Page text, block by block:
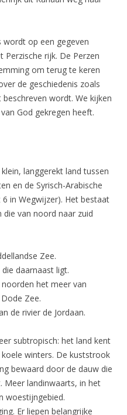
wordt op een gegeven
rijk. De Perzen
om terug te keren
de geschiedenis zoals
wordt. We kijken
God gekregen heeft.
langgerekt land tussen
en de Syrisch-Arabische
in Wegwijzer). Het bestaat
die van noord naar zuid
Zee.
daarnaast ligt.
het meer van
Zee.
de rivier de Jordaan.
subtropisch: het land kent
winters. De kuststrook
bewaard door de dauw die
Meer landinwaarts, in het
woestijngebied.
Er liepen belangrijke